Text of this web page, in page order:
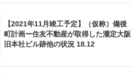
【2021年11月竣工予定】（仮称）備後
町計画ー住友不動産が取得した瀧定大阪
旧本社ビル跡他の状況 18.12